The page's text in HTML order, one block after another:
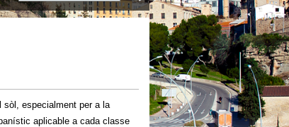
sòl, especialment per a la
aplicable a cada classe